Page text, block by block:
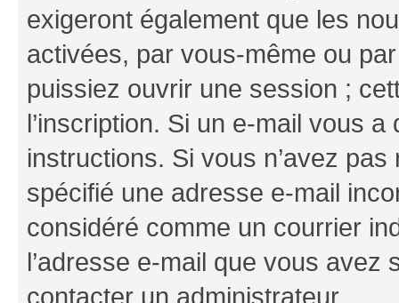
exigeront également que les
activées, par vous-même ou
puissiez ouvrir une session ;
l’inscription. Si un e-mail vous
instructions. Si vous n’avez
spécifié une adresse e-mail
considéré comme un courrier
l’adresse e-mail que vous
contacter un administrateur.